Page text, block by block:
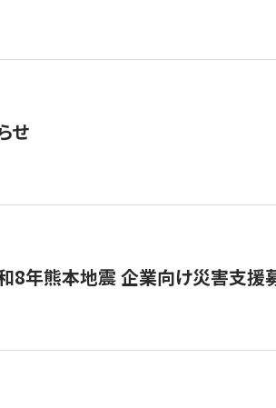
せ
和8年熊本地震 企業向け災害支